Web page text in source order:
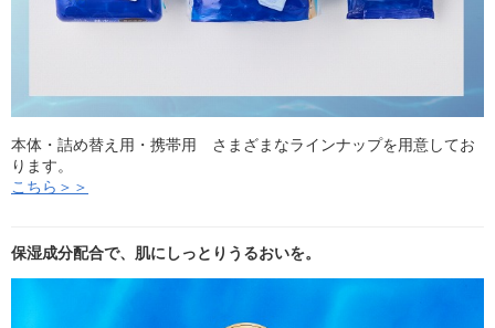
本体・詰め替え用・携帯用 さまざまなラインナップを用意してお
ります。
こちら＞＞
保湿成分配合で、肌にしっとりうるおいを。